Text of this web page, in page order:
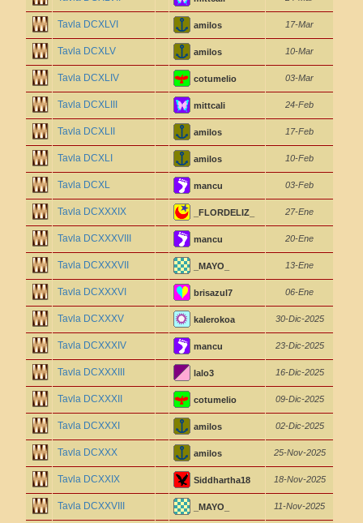
Tavla DCXLVI amilos 17-Mar
Tavla DCXLV amilos 10-Mar
Tavla DCXLIV cotumelio 03-Mar
Tavla DCXLIII mittcali 24-Feb
Tavla DCXLII amilos 17-Feb
Tavla DCXLI amilos 10-Feb
Tavla DCXL mancu 03-Feb
Tavla DCXXXIX _FLORDELIZ_ 27-Ene
Tavla DCXXXVIII mancu 20-Ene
Tavla DCXXXVII _MAYO_ 13-Ene
Tavla DCXXXVI brisazul7 06-Ene
Tavla DCXXXV kalerokoa 30-Dic-2025
Tavla DCXXXIV mancu 23-Dic-2025
Tavla DCXXXIII lalo3 16-Dic-2025
Tavla DCXXXII cotumelio 09-Dic-2025
Tavla DCXXXI amilos 02-Dic-2025
Tavla DCXXX amilos 25-Nov-2025
Tavla DCXXIX Siddhartha18 18-Nov-2025
Tavla DCXXVIII _MAYO_ 11-Nov-2025